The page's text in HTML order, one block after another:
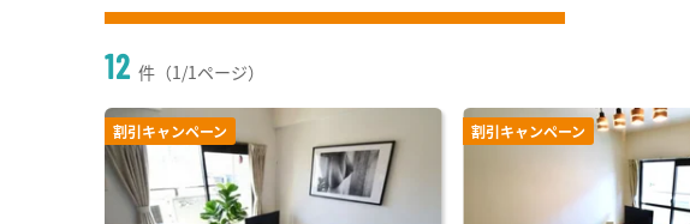
12 件（1/1ページ）
割引キャンペーン 割引キャンペーン